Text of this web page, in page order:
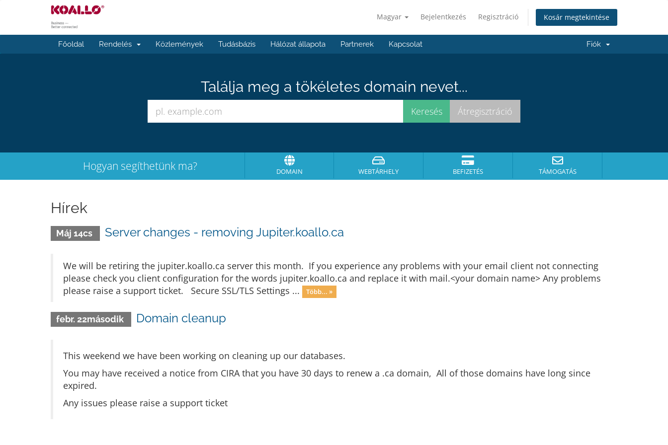
Magyar Bejelentkezés Regisztráció Kosár megtekintése
Főoldal Rendelés Közlemények Tudásbázis Hálózat állapota Partnerek Kapcsolat Fiók
Találja meg a tökéletes domain nevet...
Hogyan segíthetünk ma? DOMAIN WEBTÁRHELY BEFIZETÉS TÁMOGATÁS
Hírek
Máj 14cs Server changes - removing Jupiter.koallo.ca
We will be retiring the jupiter.koallo.ca server this month. If you experience any problems with your email client not connecting
please check you client configuration for the words jupiter.koallo.ca and replace it with mail.<your domain name> Any problems
please raise a support ticket. Secure SSL/TLS Settings ...
Több... »
febr. 22második Domain cleanup
This weekend we have been working on cleaning up our databases.
You may have received a notice from CIRA that you have 30 days to renew a .ca domain, All of those domains have long since
expired.
Any issues please raise a support ticket